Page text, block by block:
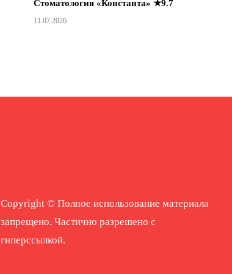
Стоматология «Константа» ★9.7
11.07.2026
Copyright © Полное использование материала
запрещено. Частично разрешено с
гиперссылкой.